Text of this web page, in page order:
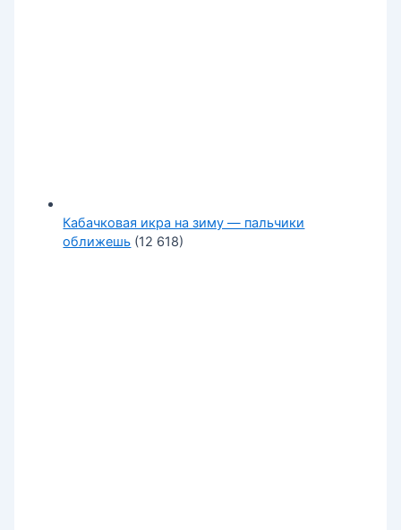
Кабачковая икра на зиму — пальчики
оближешь (12 618)